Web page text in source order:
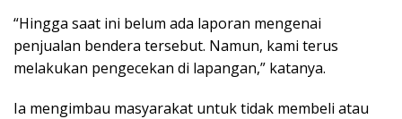
“Hingga saat ini belum ada laporan mengenai
penjualan bendera tersebut. Namun, kami terus
melakukan pengecekan di lapangan,” katanya.
Ia mengimbau masyarakat untuk tidak membeli atau